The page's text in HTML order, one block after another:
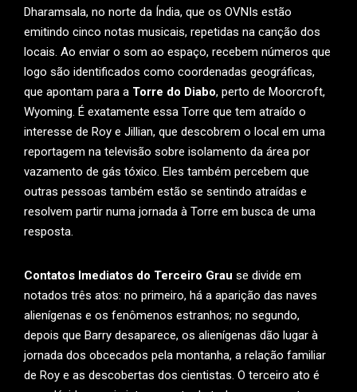
Dharamsala, no norte da Índia, que os OVNIs estão
emitindo cinco notas musicais, repetidas na canção dos
locais. Ao enviar o som ao espaço, recebem números que
logo são identificados como coordenadas geográficas,
que apontam para a Torre do Diabo, perto de Moorcroft,
Wyoming. É exatamente essa Torre que tem atraído o
interesse de Roy e Jillian, que descobrem o local em uma
reportagem na televisão sobre isolamento da área por
vazamento de gás tóxico. Eles também percebem que
outras pessoas também estão se sentindo atraídas e
resolvem partir numa jornada à Torre em busca de uma
resposta.
Contatos Imediatos do Terceiro Grau se divide em
notados três atos: no primeiro, há a aparição das naves
alienígenas e os fenômenos estranhos; no segundo,
depois que Barry desaparece, os alienígenas dão lugar à
jornada dos obcecados pela montanha, a relação familiar
de Roy e as descobertas dos cientistas. O terceiro ato é